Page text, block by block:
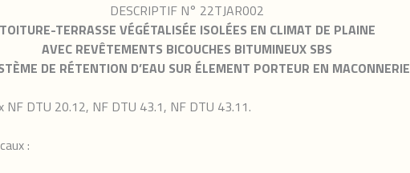
DESCRIPTIF N° 22TJAR002
TOITURE-TERRASSE VÉGÉTALISÉE ISOLÉES EN CLIMAT DE PLAINE
AVEC REVÊTEMENTS BICOUCHES BITUMINEUX SBS
DE RÉTENTION D’EAU SUR ÉLEMENT PORTEUR EN MACONNERIE
DTU 20.12, NF DTU 43.1, NF DTU 43.11.
: